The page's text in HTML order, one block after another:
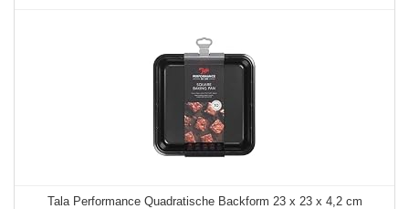
Tala Performance Quadratische Backform 23 x 23 x 4,2 cm